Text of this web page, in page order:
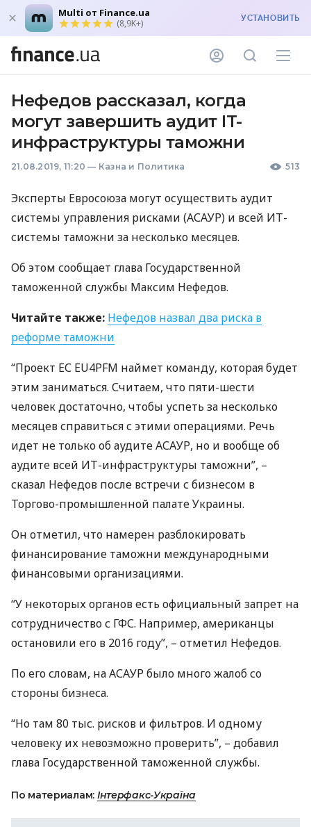
Multi от Finance.ua
(8,9K+) УСТАНОВИТЬ
Нефедов рассказал, когда
могут завершить аудит IT-
инфраструктуры таможни
21.08.2019, 11:20 — Казна и Политика 513
Эксперты Евросоюза могут осуществить аудит
системы управления рисками (АСАУР) и всей ИТ-
системы таможни за несколько месяцев.
Об этом сообщает глава Государственной
таможенной службы Максим Нефедов.
Читайте также: Нефедов назвал два риска в
реформе таможни
“Проект ЕС EU4PFM наймет команду, которая будет
этим заниматься. Считаем, что пяти-шести
человек достаточно, чтобы успеть за несколько
месяцев справиться с этими операциями. Речь
идет не только об аудитеАСАУР, но и вообще об
аудите всей ИТ-инфраструктуры таможни”, –
сказал Нефедов после встречи с бизнесом в
Торгово-промышленной палате Украины.
Он отметил, что намерен разблокировать
финансирование таможни международными
финансовыми организациями.
“У некоторых органов есть официальный запрет на
сотрудничество с ГФС. Например, американцы
остановили его в 2016 году”, – отметил Нефедов.
По его словам, наАСАУРбыло много жалоб со
стороны бизнеса.
“Но там 80 тыс. рисков и фильтров. И одному
человеку их невозможно проверить”, – добавил
глава Государственной таможенной службы.
По материалам: Інтерфакс-Україна